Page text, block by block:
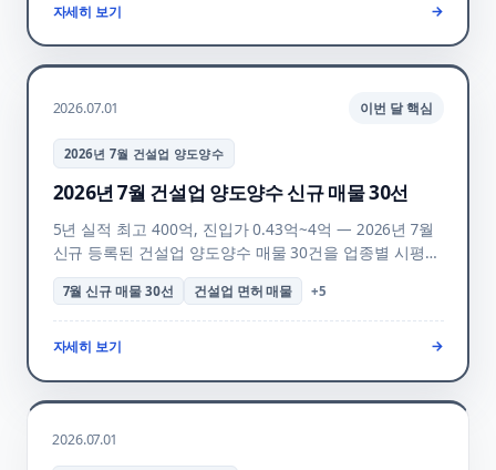
자세히 보기 →
2026.07.01 이번 달 핵심
2026년 7월 건설업 양도양수
2026년 7월 건설업 양도양수 신규 매물 30선
5년 실적 최고 400억, 진입가 0.43억~4억 — 2026년 7월
신규 등록된 건설업 양도양수 매물 30건을 업종별 시평액
·실적·양도가 표로 정리. 시공능력평가 공시(7/31) 시기
검토 포인트와 FAQ 안내.
7월 신규 매물 30선 건설업 면허 매물 +5
자세히 보기 →
2026.07.01